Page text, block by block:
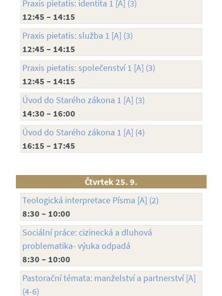
Praxis pietatis: identita 1 [A] (3)
12:45 – 14:15
Praxis pietatis: služba 1 [A] (3)
12:45 – 14:15
Praxis pietatis: společenství 1 [A] (3)
12:45 – 14:15
Úvod do Starého zákona 1 [A] (3)
14:30 – 16:00
Úvod do Starého zákona 1 [A] (4)
16:15 – 17:45
Čtvrtek 25. 9.
Teologická interpretace Písma [A] (2)
8:30 – 10:00
Sociální práce: cizinecká a dluhová
problematika- výuka odpadá
8:30 – 10:00
Pastorační témata: manželství a partnerství [A]
(4-6)